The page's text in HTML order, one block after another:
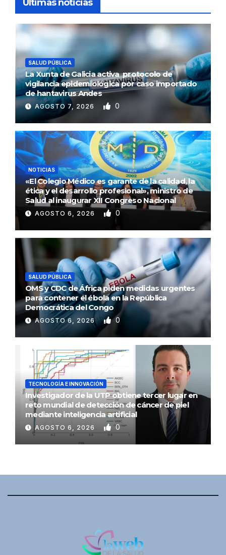
Ultimas noticias
SALUD PÚBLICA
La Xunta de Galicia activa protocolo de
vigilancia epidemiológica por caso importado
de hantavirus Andes
AGOSTO 7, 2026 0
NOTICIAS
«El Colegio Médico es garante de la calidad, la
ética y el desarrollo profesional», ministro de
Salud al inaugurar XII Congreso Nacional
AGOSTO 6, 2026 0
SALUD PÚBLICA
OMS y CDC de África piden medidas urgentes
para contener el ébola en la República
Democrática del Congo
AGOSTO 6, 2026 0
TECNOLOGÍA E INNOVACIÓN
Investigador de la UTP obtiene tercer lugar en
reto mundial de detección de cáncer de piel
mediante inteligencia artificial
AGOSTO 6, 2026 0